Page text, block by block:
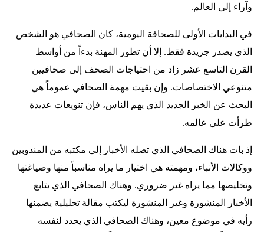
وآراء إلى العالم.
في البدايات الأولى للصحافة اليومية، كان الصحافي هو الشخص
الذي يصدر جريدة فقط. إلا أن تطور المهنة بدءاً من أواسط
القرن التاسع عشر زاد من احتياجات الصحف إلى صحافيين
متنوعي الاختصاصات. وإن بقيت مهمة الصحافي عموماً هي
البحث عن الخبر الجديد الذي يهم الناس، فإن تنويعات عديدة
طرأت على عالمه.
إذ بات هناك الصحافي الذي تصله الأخبار إلى مكتبه من المندوبين
ووكالات الأنباء، ومهمته هي اختيار ما يراه مناسباً منها وصياغتها
وتخليصها مما يراه غير ضروري. وهناك الصحافي الذي يتابع
الأخبار المنشورة وغير المنشورة ليكتب مقالة تحليلية يضمنها
رأيه في موضوع معين، وهناك الصحافي الذي يحدد لنفسه